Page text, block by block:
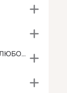
ВЫПУСКНИКИ 4-Й ЛЮБОТИНСКОЙ.....